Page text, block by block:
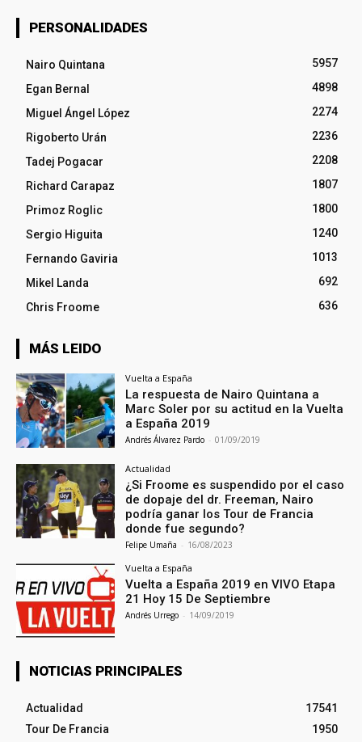
PERSONALIDADES
Nairo Quintana
5957
Egan Bernal
4898
Miguel Ángel López
2274
Rigoberto Urán
2236
Tadej Pogacar
2208
Richard Carapaz
1807
Primoz Roglic
1800
Sergio Higuita
1240
Fernando Gaviria
1013
Mikel Landa
692
Chris Froome
636
MÁS LEIDO
Vuelta a España
La respuesta de Nairo Quintana a
Marc Soler por su actitud en la Vuelta
a España 2019
Andrés Álvarez Pardo - 01/09/2019
Actualidad
¿Si Froome es suspendido por el caso
de dopaje del dr. Freeman, Nairo
podría ganar los Tour de Francia
donde fue segundo?
Felipe Umaña - 16/08/2023
Vuelta a España
Vuelta a España 2019 en VIVO Etapa
21 Hoy 15 De Septiembre
Andrés Urrego - 14/09/2019
NOTICIAS PRINCIPALES
Actualidad
17541
Tour De Francia
1950